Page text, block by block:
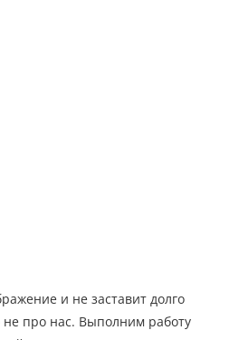
и не заставит долго
не про нас. Выполним работу